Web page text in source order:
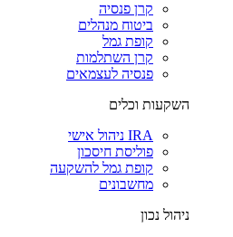
קרן פנסיה
ביטוח מנהלים
קופת גמל
קרן השתלמות
פנסיה לעצמאים
השקעות וכלים
IRA ניהול אישי
פוליסת חיסכון
קופת גמל להשקעה
מחשבונים
ניהול נכון